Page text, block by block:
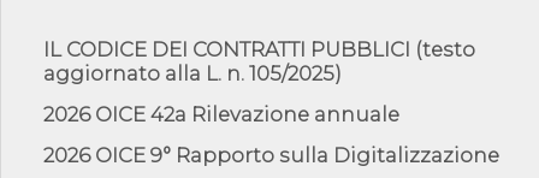
sussistenza di...
07/08/26 - Tunnel Brennero, dal Cipess via libera al quinto lotto
costr...
su a...
IL CODICE DEI CONTRATTI PUBBLICI (testo
aggiornato alla L. n. 105/2025)
2026 OICE 42a Rilevazione annuale
2026 OICE 9° Rapporto sulla Digitalizzazione